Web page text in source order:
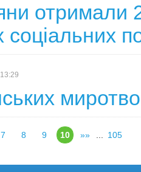
отримали
соціальних
13:29
7 8 9 10 »» 105